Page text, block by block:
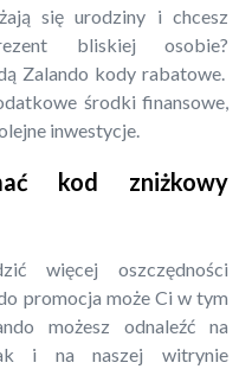
się urodziny i chcesz
bliskiej osobie?
Zalando kody rabatowe.
środki finansowe,
inwestycje.
kod zniżkowy
więcej oszczędności
promocja może Ci w tym
możesz odnaleźć na
i na naszej witrynie